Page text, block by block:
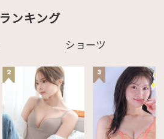
ランキング
ショーツ
2 3